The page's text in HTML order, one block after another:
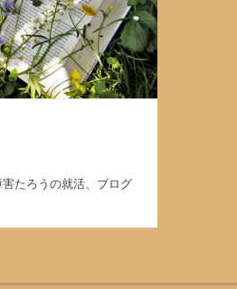
たろうの就活、ブログ